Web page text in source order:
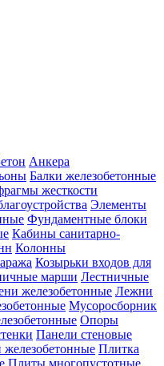
Анкера
Балки железобетонные
жесткости
Элементы
Фундаментные блоки
Кабины санитарно-
Колонны
Козырьки входов для
марши Лестничные
железобетонные Лежни
Мусоросборник
Опоры
Панели стеновые
Плитка
Плиты многопустотные